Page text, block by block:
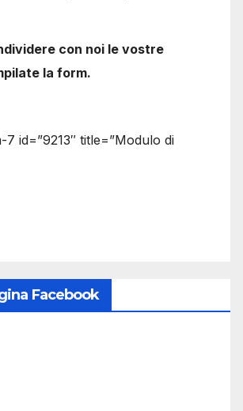
con noi le vostre
la form.
id=”9213″ title=”Modulo di
Facebook